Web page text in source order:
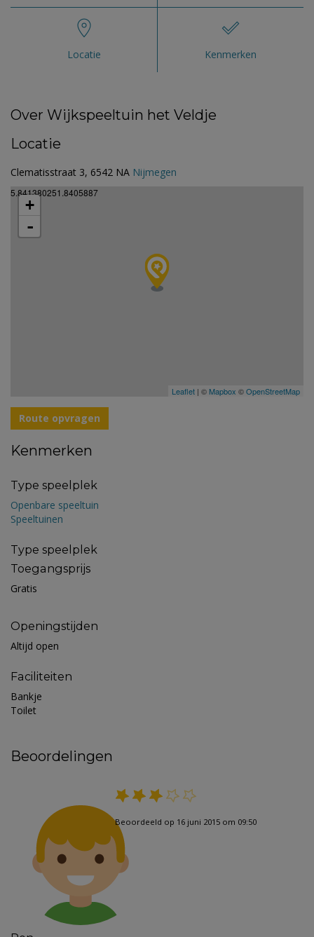
Locatie Kenmerken
Over Wijkspeeltuin het Veldje
Locatie
Clematisstraat 3, 6542 NA Nijmegen
5.841380251.8405887
+
-
Leaflet | © Mapbox ©OpenStreetMap
Route opvragen
Kenmerken
Type speelplek
Openbare speeltuin
Speeltuinen
Type speelplek
Toegangsprijs
Gratis
Openingstijden
Altijd open
Faciliteiten
Bankje
Toilet
Beoordelingen
Beoordeeld op 16 juni 2015 om 09:50